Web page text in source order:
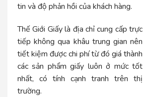
tin và độ phản hồi của khách hàng.
Thế Giới Giấy là địa chỉ cung cấp trực
tiếp không qua khâu trung gian nên
tiết kiệm được chi phí từ đó giá thành
các sản phẩm giấy luôn ở mức tốt
nhất, có tính cạnh tranh trên thị
trường.